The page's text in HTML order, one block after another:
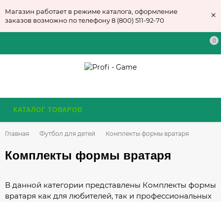
Магазин работает в режиме каталога, оформление
заказов возможно по телефону 8 (800) 511-92-70
×
0
КАТАЛОГ ТОВАРОВ
Главная Футбол для детей Комплекты формы вратаря
Комплекты формы вратаря
В данной категории представлены Комплекты формы
вратаря как для любителей, так и профессиональных